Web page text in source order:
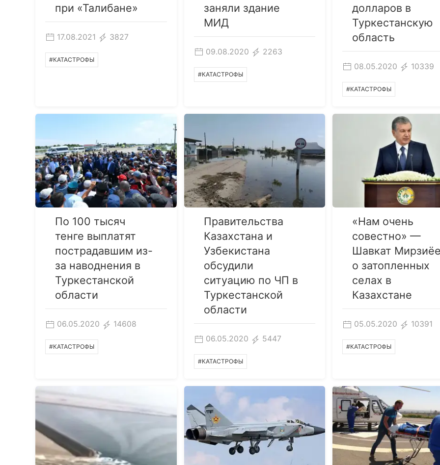
при «Талибане»
17.08.2021 3827
#КАТАСТРОФЫ
заняли здание
МИД
09.08.2020 2263
#КАТАСТРОФЫ
долларов в
Туркестанскую
область
08.05.2020 10339
#КАТАСТРОФЫ
По 100 тысяч
тенге выплатят
пострадавшим из-
за наводнения в
Туркестанской
области
06.05.2020 14608
#КАТАСТРОФЫ
Правительства
Казахстана и
Узбекистана
обсудили
ситуацию по ЧП в
Туркестанской
области
06.05.2020 5447
#КАТАСТРОФЫ
«Нам очень
совестно» —
Шавкат
о затопленных
селах в
Казахстане
05.05.2020 10391
#КАТАСТРОФЫ